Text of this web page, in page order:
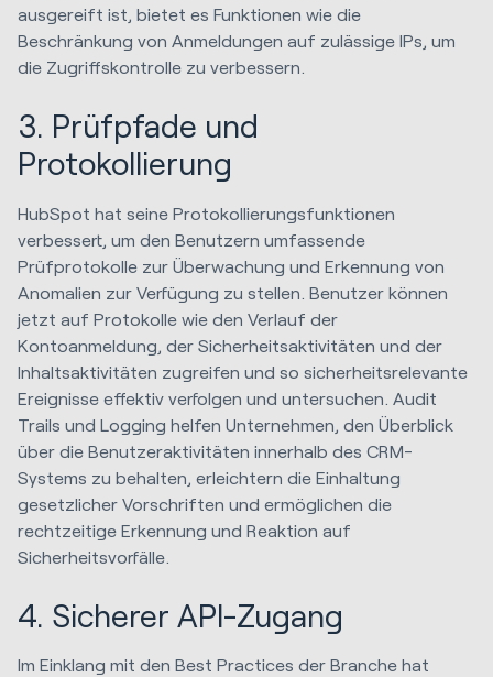
ausgereift ist, bietet es Funktionen wie die
Beschränkung von Anmeldungen auf zulässige IPs, um
die Zugriffskontrolle zu verbessern.
3. Prüfpfade und
Protokollierung
HubSpot hat seine Protokollierungsfunktionen
verbessert, um den Benutzern umfassende
Prüfprotokolle zur Überwachung und Erkennung von
Anomalien zur Verfügung zu stellen. Benutzer können
jetzt auf Protokolle wie den Verlauf der
Kontoanmeldung, der Sicherheitsaktivitäten und der
Inhaltsaktivitäten zugreifen und so sicherheitsrelevante
Ereignisse effektiv verfolgen und untersuchen. Audit
Trails und Logging helfen Unternehmen, den Überblick
über die Benutzeraktivitäten innerhalb des CRM-
Systems zu behalten, erleichtern die Einhaltung
gesetzlicher Vorschriften und ermöglichen die
rechtzeitige Erkennung und Reaktion auf
Sicherheitsvorfälle.
4. Sicherer API-Zugang
Im Einklang mit den Best Practices der Branche hat